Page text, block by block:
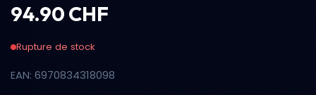
94.90 CHF
Rupture de stock
EAN: 6970834318098